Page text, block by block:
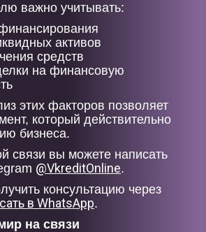
важно учитывать:
активов
средств
на финансовую
этих факторов позволяет
который действительно
бизнеса.
связи вы можете написать
@VkreditOnline.
консультацию через
в WhatsApp.
на связи